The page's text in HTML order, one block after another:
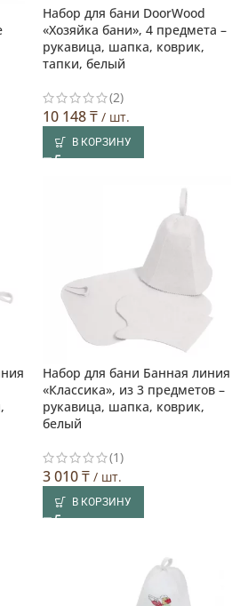
Набор для бани DoorWood
«Хозяйка бани», 4 предмета –
рукавица, шапка, коврик,
тапки, белый
(2)
10 148₸ / шт.
В КОРЗИНУ
Набор для бани Банная линия
«Классика», из 3 предметов –
рукавица, шапка, коврик,
белый
(1)
3 010₸ / шт.
В КОРЗИНУ